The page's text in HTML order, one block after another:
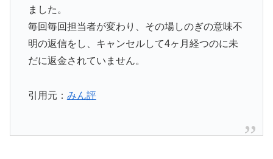
ました。
毎回毎回担当者が変わり、その場しのぎの意味不
明の返信をし、キャンセルして4ヶ月経つのに未
だに返金されていません。
引用元： みん評